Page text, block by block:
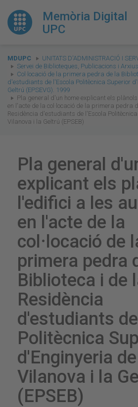
Memòria Digital
UPC
You
are
here:
MDUPC
UNITATS D'ADMINISTRACIÓ I
Servei de Biblioteques, Publicacions i Arxius
Col·locació de la primera pedra de la
d'estudiants de l'Escola Politècnica Superior
Geltrú (EPSEVG). 1999
Pla general d'un home explicant els
en l'acte de la col·locació de la primera pedra
Residència d'estudiants de l'Escola
Vilanova i la Geltrú (EPSEB)
Pla general
explicant els
l'edifici a les
en l'acte de la
col·locació de
primera pedra
Biblioteca i de
Residència
d'estudiants
Politècnica
d'Enginyeria de
Vilanova i la
(EPSEB)